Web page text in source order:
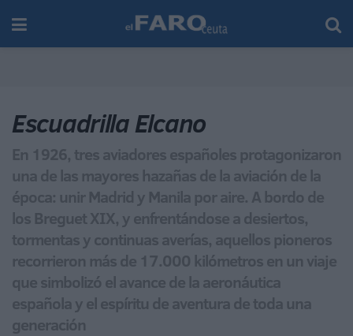
Escuadrilla Elcano
En 1926, tres aviadores españoles protagonizaron
una de las mayores hazañas de la aviación de la
época: unir Madrid y Manila por aire. A bordo de
los Breguet XIX, y enfrentándose a desiertos,
tormentas y continuas averías, aquellos pioneros
recorrieron más de 17.000 kilómetros en un viaje
que simbolizó el avance de la aeronáutica
española y el espíritu de aventura de toda una
generación